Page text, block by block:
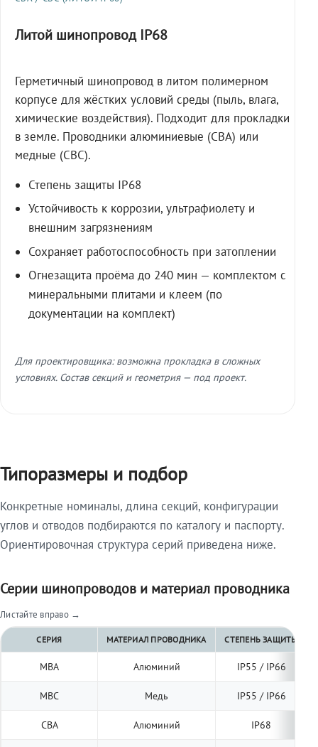
Литой шинопровод IP68
Герметичный шинопровод в литом полимерном
корпусе для жёстких условий среды (пыль, влага,
химические воздействия). Подходит для прокладки
в земле. Проводники алюминиевые (СВА) или
медные (СВС).
Степень защиты IP68
Устойчивость к коррозии, ультрафиолету и
внешним загрязнениям
Сохраняет работоспособность при затоплении
Огнезащита проёма до 240 мин — комплектом с
минеральными плитами и клеем (по
документации на комплект)
Для проектировщика: возможна прокладка в сложных
условиях. Состав секций и геометрия — под проект.
Типоразмеры и подбор
Конкретные номиналы, длина секций, конфигурации
углов и отводов подбираются по каталогу и паспорту.
Ориентировочная структура серий приведена ниже.
Серии шинопроводов и материал проводника
Листайте вправо →
СЕРИЯ МАТЕРИАЛ ПРОВОДНИКА СТЕПЕНЬ ЗАЩИТЫ
МВА Алюминий IP55 / IP66
МВС Медь IP55 / IP66
СВА Алюминий IP68